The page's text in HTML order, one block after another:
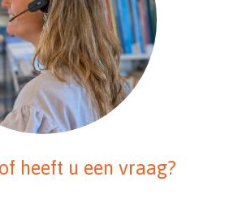
heeft u een vraag?